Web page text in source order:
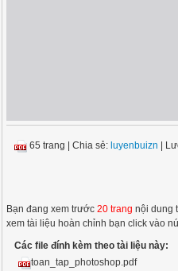
65 trang |Chia sẻ: luyenbuizn |
Bạn đang xem trước20 trang nội dung
xem tài liệu hoàn chỉnh bạn click vào
Các file đính kèm theo tài liệu này:
toan_tap_photoshop.pdf